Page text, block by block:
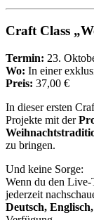
Craft Class
Termin: 23.
Wo: In einer
Preis: 37,00 €
In dieser ersten
Projekte mit der
zu bringen.
Und keine Sorge:
Wenn du den Live-
jederzeit
Deutsch,